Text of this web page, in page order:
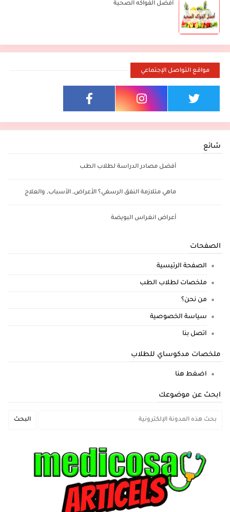
أفضل الفواكه الصحية
مواقع التواصل الإجتماعي
شائع
أفضل مصادر الدراسة لطلاب الطب
ماهي متلازمة النفق الرسغي؟ الأعراض, الأسباب, والعلاج
أعراض انغراس البويضة
الصفحات
الصفحة الرئيسية
ملخصات لطلاب الطب
من نحن؟
سياسة الخصوصية
اتصل بنا
ملخصات مدكوساي للطلاب
اضغط هنا
ابحث عن موضوعك